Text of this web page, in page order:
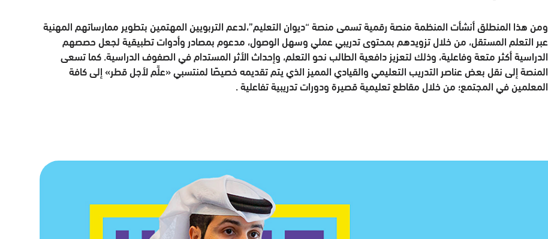
ومن هذا المنطلق أنشأت المنظمة منصة رقمية تسمى منصة “ديوان التعليم”،لدعم التربويين المهتمين بتطوير ممارساتهم المهنية
عبر التعلم المستقل، من خلال تزويدهم بمحتوى تدريبي عملي وسهل الوصول، مدعوم بمصادر وأدوات تطبيقية لجعل حصصهم
الدراسية أكثر متعة وفاعلية، وذلك لتعزيز دافعية الطالب نحو التعلم، وإحداث الأثر المستدام في الصفوف الدراسية. كما تسعى
المنصة إلى نقل بعض عناصر التدريب التعليمي والقيادي المميز الذي يتم تقديمه خصيصًا لمنتسبي «علِّم لأجل قطر» إلى كافة
المعلمين في المجتمع؛ من خلال مقاطع تعليمية قصيرة ودورات تدريبية تفاعلية .